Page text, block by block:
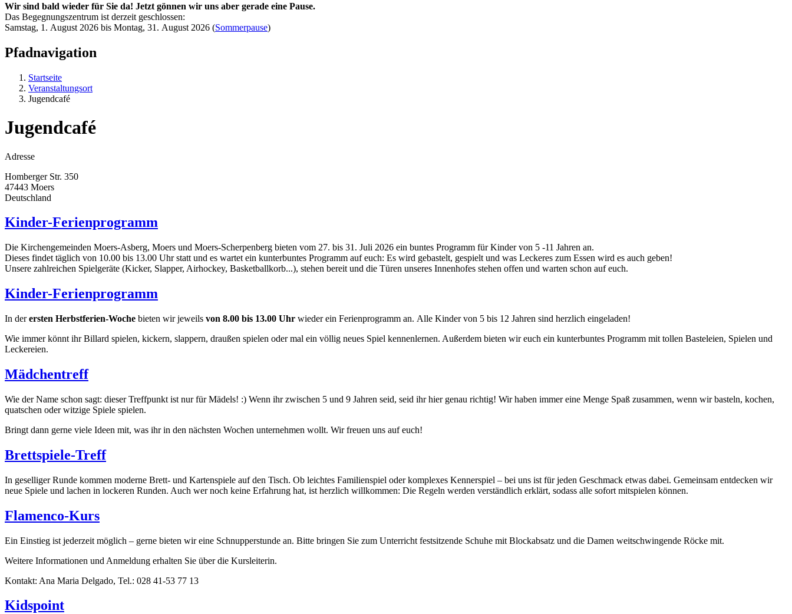
Wir sind bald wieder für Sie da! Jetzt gönnen wir uns aber gerade eine Pause.
Das Begegnungszentrum ist derzeit geschlossen:
Samstag, 1. August 2026 bis Montag, 31. August 2026 (Sommerpause)
Pfadnavigation
Startseite
Veranstaltungsort
Jugendcafé
Jugendcafé
Adresse
Homberger Str. 350
47443 Moers
Deutschland
Kinder-Ferienprogramm
Die Kirchengemeinden Moers-Asberg, Moers und Moers-Scherpenberg bieten vom 27. bis 31. Juli 2026 ein buntes Programm für Kinder von 5 -11 Jahren an.
Dieses findet täglich von 10.00 bis 13.00 Uhr statt und es wartet ein kunterbuntes Programm auf euch: Es wird gebastelt, gespielt und was Leckeres zum Essen wird es auch geben!
Unsere zahlreichen Spielgeräte (Kicker, Slapper, Airhockey, Basketballkorb...), stehen bereit und die Türen unseres Innenhofes stehen offen und warten schon auf euch.
Kinder-Ferienprogramm
In derersten Herbstferien-Woche bieten wir jeweils von 8.00 bis 13.00 Uhr wieder ein Ferienprogramm an. Alle Kinder von 5 bis 12 Jahren sind herzlich eingeladen!
Wie immer könnt ihr Billard spielen, kickern, slappern, draußen spielen oder mal ein völlig neues Spiel kennenlernen. Außerdem bieten wir euch ein kunterbuntes Programm mit tollen Basteleien, Spielen und
Leckereien.
Mädchentreff
Wie der Name schon sagt: dieser Treffpunkt ist nur für Mädels! :) Wenn ihr zwischen 5 und 9 Jahren seid, seid ihr hier genau richtig! Wir haben immer eine Menge Spaß zusammen, wenn wir basteln, kochen,
quatschen oder witzige Spiele spielen.
Bringt dann gerne viele Ideen mit, was ihr in den nächsten Wochen unternehmen wollt. Wir freuen uns auf euch!
Brettspiele-Treff
In geselliger Runde kommen moderne Brett- und Kartenspiele auf den Tisch. Ob leichtes Familienspiel oder komplexes Kennerspiel – bei uns ist für jeden Geschmack etwas dabei. Gemeinsam entdecken wir
neue Spiele und lachen in lockeren Runden. Auch wer noch keine Erfahrung hat, ist herzlich willkommen: Die Regeln werden verständlich erklärt, sodass alle sofort mitspielen können.
Flamenco-Kurs
Ein Einstieg ist jederzeit möglich – gerne bieten wir eine Schnupperstunde an. Bitte bringen Sie zum Unterricht festsitzende Schuhe mit Blockabsatz und die Damen weitschwingende Röcke mit.
Weitere Informationen und Anmeldung erhalten Sie über die Kursleiterin.
Kontakt: Ana Maria Delgado, Tel.: 028 41-53 77 13
Kidspoint